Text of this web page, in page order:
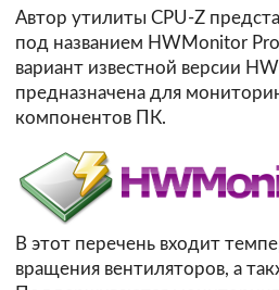
Автор утилиты CPU-Z
под названием HWMonitor Pro
вариант известной версии
предназначена для
компонентов ПК.
В этот перечень входит
вращения вентиляторов, а